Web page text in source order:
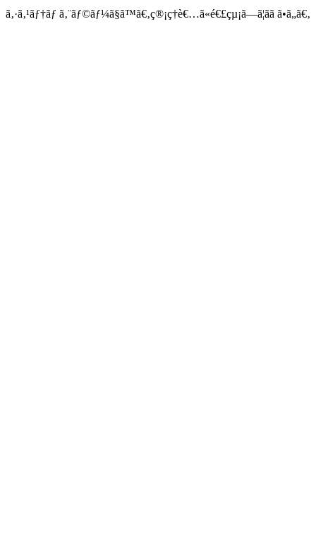
ã‚·ã‚¹ãƒ†ãƒ ã‚¨ãƒ©ãƒ¼ã§ã™ã€‚ç®¡ç†è€…ã«é€£çµ¡ã—ã¦ãã ã•ã„ã€‚